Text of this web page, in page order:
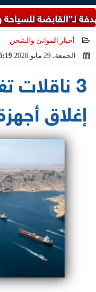
أخبار الموانئ والشحن
الجمعة، 29 مايو 2026
3
إغلاق